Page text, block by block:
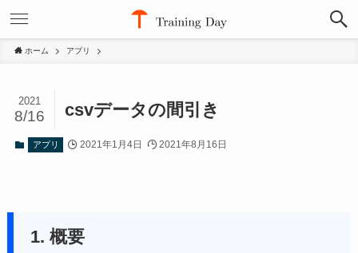
ホーム アプリ
csvデータの間引き
2021
8/16
アプリ 2021年1月4日 2021年8月16日
1. 概要